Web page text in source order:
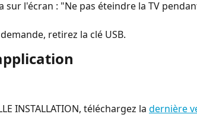
sur l'écran : "Ne pas éteindre la TV
retirez la clé USB.
INSTALLATION, téléchargez la dernière